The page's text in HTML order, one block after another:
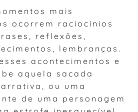
mais
ocorrem raciocínios
reflexões,
lembranças.
acontecimentos e
aquela sacada
ou uma
de uma personagem